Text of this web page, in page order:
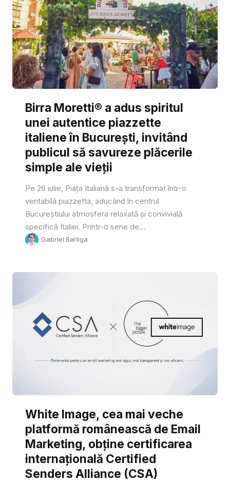
Birra Moretti® a adus spiritul
unei autentice piazzette
italiene în București, invitând
publicul să savureze plăcerile
simple ale vieții
Pe 26 iulie, Piața Italiană s-a transformat într-o
veritabilă piazzetta, aducând în centrul
Bucureștiului atmosfera relaxată și convivială
specifică Italiei. Printr-o serie de...
Gabriel Barliga
White Image, cea mai veche
platformă românească de Email
Marketing, obține certificarea
internațională Certified
Senders Alliance (CSA)